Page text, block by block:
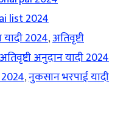
list 2024
यादी 2024,अतिवृष्टी
अतिवृष्टी अनुदान यादी 2024
,नुकसान भरपाई यादी